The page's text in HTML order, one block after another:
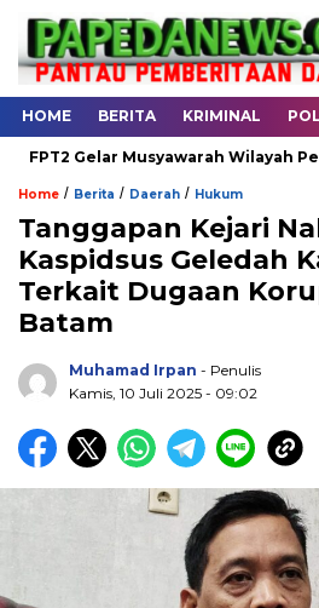
HOME BERITA KRIMINAL
Gelar Musyawarah Wilayah
Home / Berita / Daerah / Hukum
Tanggapan Kejari
Kaspidsus Geledah
Terkait Dugaan
Batam
Muhamad Irpan - Penulis
Kamis, 10 Juli 2025 - 09:02
.